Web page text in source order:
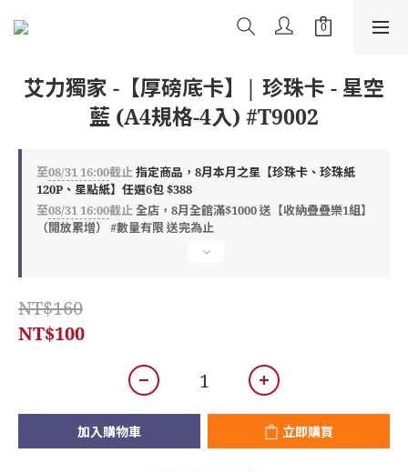
艾力獨家 -【厚磅底卡】| 珍珠卡 - 星空
藍 (A4規格-4入) #T9002
至08/31 16:00截止指定商品，8月本月之星【珍珠卡、珍珠紙
120P、星點紙】任選6包 $388
至08/31 16:00截止全店，8月全館滿$1000 送【收納疊疊樂1組】
（開放累增） #數量有限 送完為止
NT$160
NT$100
加入購物車 立即購買